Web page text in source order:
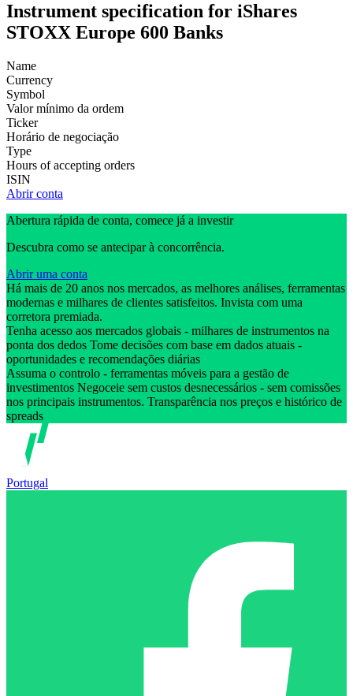
Instrument specification for iShares
STOXX Europe 600 Banks
Name
Currency
Symbol
Valor mínimo da ordem
Ticker
Horário de negociação
Type
Hours of accepting orders
ISIN
Abrir conta
Abertura rápida de conta, comece já a investir
Descubra como se antecipar à concorrência.
Abrir uma conta
Há mais de 20 anos nos mercados, as melhores análises, ferramentas
modernas e milhares de clientes satisfeitos. Invista com uma
corretora premiada.
Tenha acesso aos mercados globais - milhares de instrumentos na
ponta dos dedos Tome decisões com base em dados atuais -
oportunidades e recomendações diárias
Assuma o controlo - ferramentas móveis para a gestão de
investimentos Negoceie sem custos desnecessários - sem comissões
nos principais instrumentos. Transparência nos preços e histórico de
spreads
Portugal